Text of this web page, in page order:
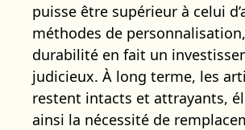
puisse être supérieur à celui
méthodes de
durabilité en fait un
judicieux. À long terme, les
restent intacts et attrayants,
ainsi la nécessité de